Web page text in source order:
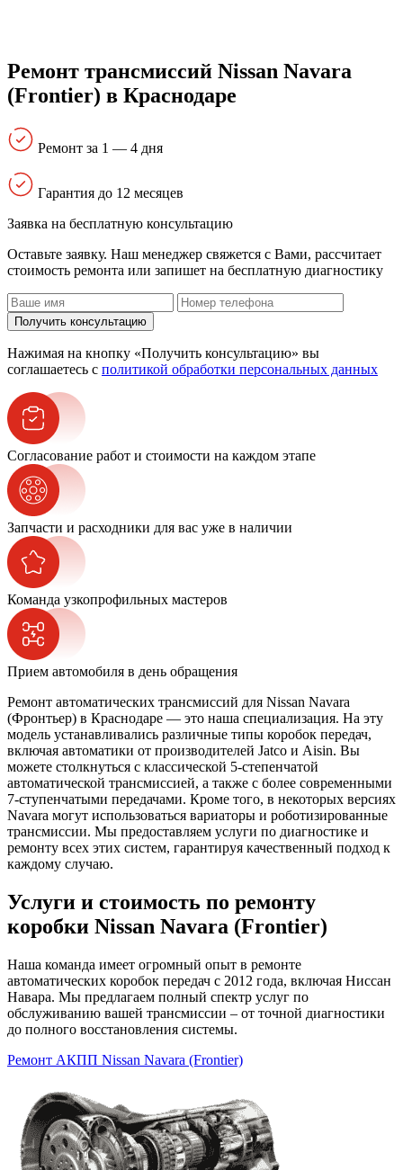
Ремонт трансмиссий Nissan Navara
(Frontier) в Краснодаре
Ремонт за 1 — 4 дня
Гарантия до 12 месяцев
Заявка на бесплатную консультацию
Оставьте заявку. Наш менеджер свяжется с Вами, расcчитает
стоимость ремонта или запишет на бесплатную диагностику
Получить консультацию
Нажимая на кнопку «Получить консультацию» вы
соглашаетесь с политикой обработки персональных данных
Согласование работ и стоимости на каждом этапе
Запчасти и расходники для вас уже в наличии
Команда узкопрофильных мастеров
Прием автомобиля в день обращения
Ремонт автоматических трансмиссий для Nissan Navara
(Фронтьер) в Краснодаре — это наша специализация. На эту
модель устанавливались различные типы коробок передач,
включая автоматики от производителей Jatco и Aisin. Вы
можете столкнуться с классической 5-степенчатой
автоматической трансмиссией, а также с более современными
7-ступенчатыми передачами. Кроме того, в некоторых версиях
Navara могут использоваться вариаторы и роботизированные
трансмиссии. Мы предоставляем услуги по диагностике и
ремонту всех этих систем, гарантируя качественный подход к
каждому случаю.
Услуги и стоимость по ремонту
коробки Nissan Navara (Frontier)
Наша команда имеет огромный опыт в ремонте
автоматических коробок передач с 2012 года, включая Ниссан
Навара. Мы предлагаем полный спектр услуг по
обслуживанию вашей трансмиссии – от точной диагностики
до полного восстановления системы.
Ремонт АКПП Nissan Navara (Frontier)